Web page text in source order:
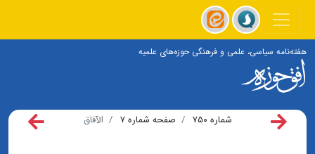
هفته‌نامه سیاسی، علمی و فرهنگی حوزه‌های علمیه
شماره ۷۵۰ صفحه شماره ۷ الآفاق